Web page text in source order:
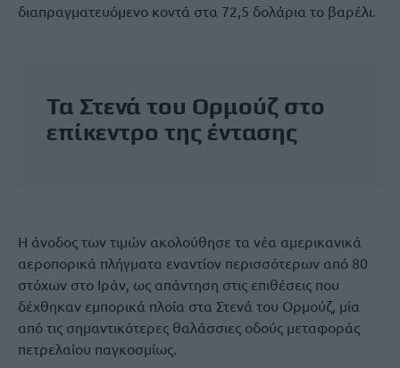
διαπραγματευόμενο κοντά στα 72,5 δολάρια το βαρέλι.
Τα Στενά του Ορμούζ στο
επίκεντρο της έντασης
Η άνοδος των τιμών ακολούθησε τα νέα αμερικανικά
αεροπορικά πλήγματα εναντίον περισσότερων από 80
στόχων στο Ιράν, ως απάντηση στις επιθέσεις που
δέχθηκαν εμπορικά πλοία στα Στενά του Ορμούζ, μία
από τις σημαντικότερες θαλάσσιες οδούς μεταφοράς
πετρελαίου παγκοσμίως.